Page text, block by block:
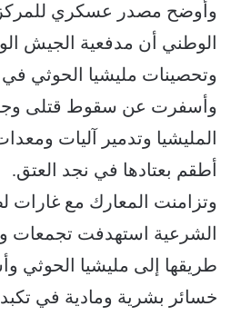
وأوضح مصدر عسكري للمركز
الوطني أن مدفعية الجيش
وتحصينات مليشيا الحوثي في
وأسفرت عن سقوط قتلى
المليشيا وتدمير آليات
أطقم بعتادها في نجد العتق.
وتزامنت المعارك مع غارات
الشرعية استهدفت تجمعات
طريقها إلى مليشيا الحوثي
خسائر بشرية ومادية في